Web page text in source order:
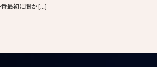
最初に聞か […]